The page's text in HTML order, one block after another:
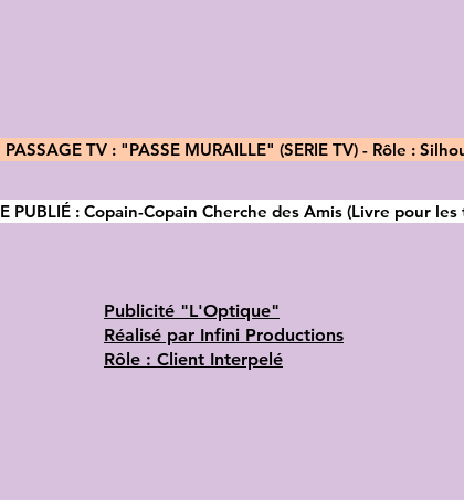
PASSAGE TV : "PASSE MURAILLE" (SERIE TV) - Rôle :
PUBLIÉ : Copain-Copain Cherche des Amis (Livre pour
Publicité "L'Optique"
Réalisé par Infini Productions
Rôle : Client Interpelé